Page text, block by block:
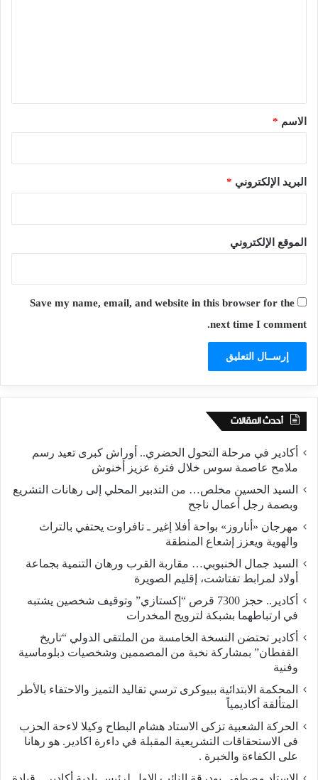
*الاسم *
البريد الإلكتروني *
الموقع الإلكتروني
Save my name, email, and website in this browser for the
next time I comment.
أحدث المقالات
أكادير في مرحلة التحول الحضري.. أوراش كبرى تعيد رسم
ملامح عاصمة سوس خلال فترة عزيز أخنوش
السيد الحسين مخلص… من التدبير المحلي إلى رهانات التشريع
وبصمة رجل أعمال ناجح
مهرجان «أناروز» بواحة أفلا إغير ـ تافراوت يحتفي بالتراث
والهوية ويعزز إشعاع المنطقة
السيد جمال الخنبوبي… مقاربة القرب ورهان التنمية بجماعة
أولاد لمرابط تفتاشت، إقليم الصويرة
أكادير.. حجز 7300 قرص “إكستازي” وتوقيف شخصين يشتبه
في ارتباطهما بشبكة لترويج المخدرات
أكادير تحتضن النسخة الخامسة من الملتقى الدولي “تاريخ
القفطان” بمشاركة نخبة من المصممين وشخصيات دبلوماسية
وفنية
المحكمة الابتدائية ببيوكرى ترسي تقاليد التميز والاحتفاء بالأطر
المتألقة أكاديمياً
الحركة الشعبية تزكى الاستاد هشام البطاح وكيلا لاءحة الحزب
فى الاستحقاقات التشريعية المقبلة في داءرة اكادير. هو رهانا
على الكفاءة والخبرة .